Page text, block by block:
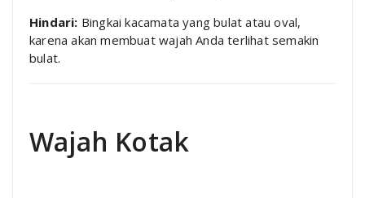
Hindari: Bingkai kacamata yang bulat atau oval,
karena akan membuat wajah Anda terlihat semakin
bulat.
Wajah Kotak